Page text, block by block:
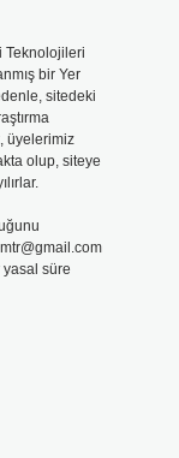
Teknolojileri
bir Yer
sitedeki
üyelerimiz
olup, siteye
süre